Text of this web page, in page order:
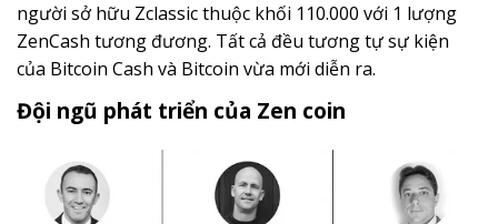
người sở hữu Zclassic thuộc khối 110.000 với 1 lượng
ZenCash tương đương. Tất cả đều tương tự sự kiện
của Bitcoin Cash và Bitcoin vừa mới diễn ra.
Đội ngũ phát triển của Zen coin